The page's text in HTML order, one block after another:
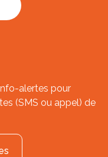
alertes pour
(SMS ou appel) de